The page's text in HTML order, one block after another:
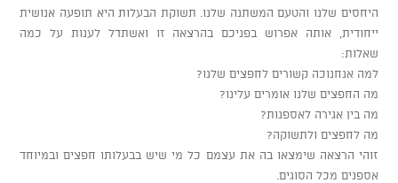
היחסים שלנו והטעם המשתנה שלנו. תשוקת הבעלות היא תופעה אנושית
ייחודית, אותה אפרוש בפניכם בהרצאה זו ואשתדל לענות על כמה
שאלות:
למה אנחנוכה קשורים לחפצים שלנו?
מה החפצים שלנו אומרים עלינו?
מה בין אגירה לאספנות?
מה לחפצים ולתשוקה?
זוהי הרצאה שימצאו בה את עצמם כל מי שיש בבעלותו חפצים ובמיוחד
אספנים מכל הסוגים.